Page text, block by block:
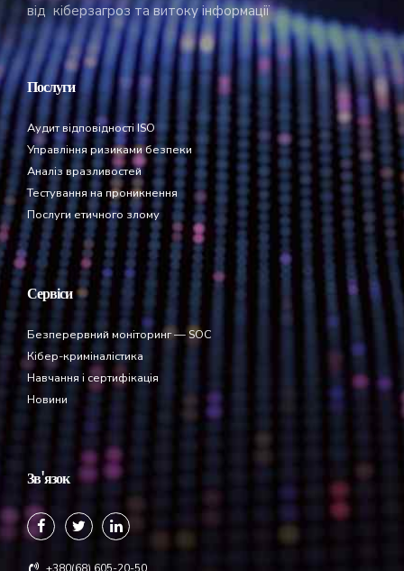
від кіберзагроз та витоку інформації
Послуги
Аудит відповідності ISO
Управління ризиками безпеки
Аналіз вразливостей
Тестування на проникнення
Послуги етичного злому
Сервіси
Безперервний моніторинг — SOC
Кібер-криміналістика
Навчання і сертифікація
Новини
Зв'язок